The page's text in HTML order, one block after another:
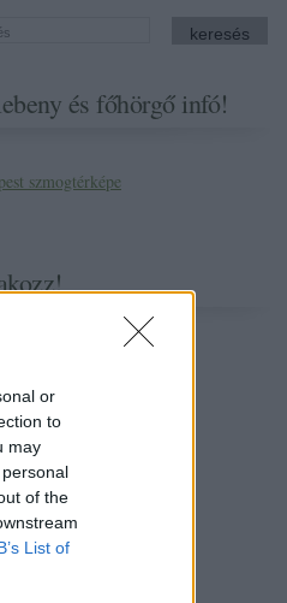
or
to
may
of the
List of
és főhörgő infó!